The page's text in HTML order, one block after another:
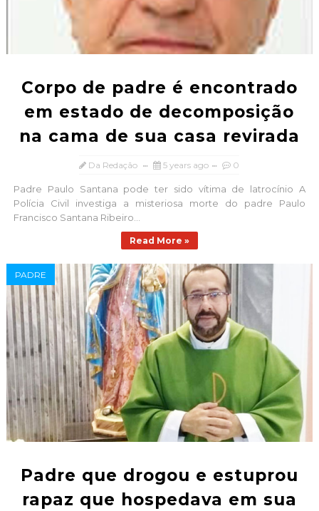
Corpo de padre é encontrado
em estado de decomposição
na cama de sua casa revirada
Da Redação 5 years ago 0
Padre Paulo Santana pode ter sido vítima de latrocínio A
Polícia Civil investiga a misteriosa morte do padre Paulo
Francisco Santana Ribeiro...
Read More »
PADRE
Padre que drogou e estuprou
rapaz que hospedava em sua